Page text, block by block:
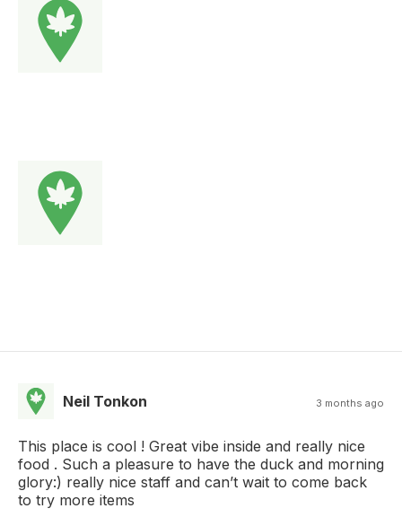
Neil Tonkon 3 months ago
This place is cool ! Great vibe inside and really nice
food . Such a pleasure to have the duck and morning
glory:) really nice staff and can’t wait to come back
to try more items